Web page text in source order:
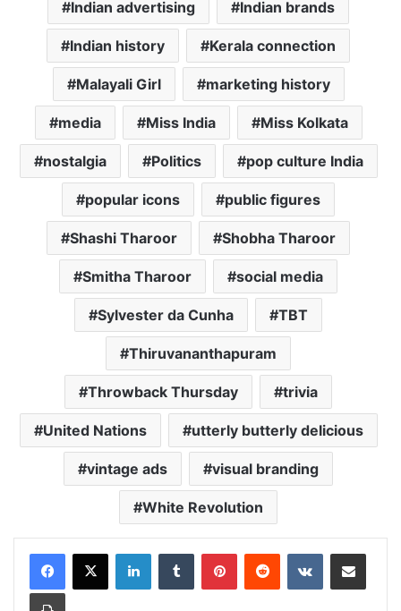
Indian advertising Indian brands
Indian history Kerala connection
Malayali Girl marketing history
media Miss India Miss Kolkata
nostalgia Politics pop culture India
popular icons public figures
Shashi Tharoor Shobha Tharoor
Smitha Tharoor social media
Sylvester da Cunha TBT
Thiruvananthapuram
Throwback Thursday trivia
United Nations utterly butterly delicious
vintage ads visual branding
White Revolution
LinkedInTumblr PinterestReddit VKontakteShare via Email
Print